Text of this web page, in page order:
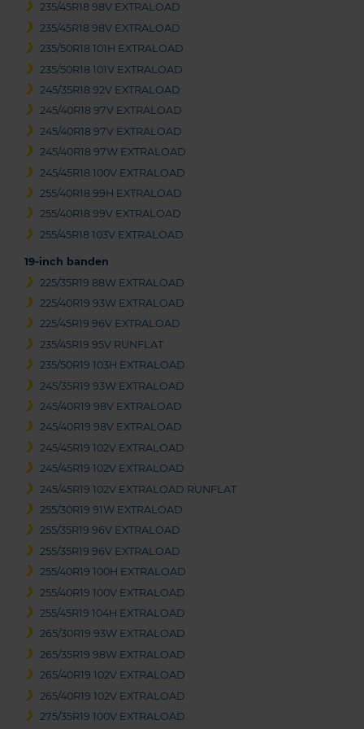
235/45R18 98V EXTRALOAD
235/45R18 98V EXTRALOAD
235/50R18 101H EXTRALOAD
235/50R18 101V EXTRALOAD
245/35R18 92V EXTRALOAD
245/40R18 97V EXTRALOAD
245/40R18 97V EXTRALOAD
245/40R18 97W EXTRALOAD
245/45R18 100V EXTRALOAD
255/40R18 99H EXTRALOAD
255/40R18 99V EXTRALOAD
255/45R18 103V EXTRALOAD
19-inch banden
225/35R19 88W EXTRALOAD
225/40R19 93W EXTRALOAD
225/45R19 96V EXTRALOAD
235/45R19 95V RUNFLAT
235/50R19 103H EXTRALOAD
245/35R19 93W EXTRALOAD
245/40R19 98V EXTRALOAD
245/40R19 98V EXTRALOAD
245/45R19 102V EXTRALOAD
245/45R19 102V EXTRALOAD
245/45R19 102V EXTRALOAD RUNFLAT
255/30R19 91W EXTRALOAD
255/35R19 96V EXTRALOAD
255/35R19 96V EXTRALOAD
255/40R19 100H EXTRALOAD
255/40R19 100V EXTRALOAD
255/45R19 104H EXTRALOAD
265/30R19 93W EXTRALOAD
265/35R19 98W EXTRALOAD
265/40R19 102V EXTRALOAD
265/40R19 102V EXTRALOAD
275/35R19 100V EXTRALOAD